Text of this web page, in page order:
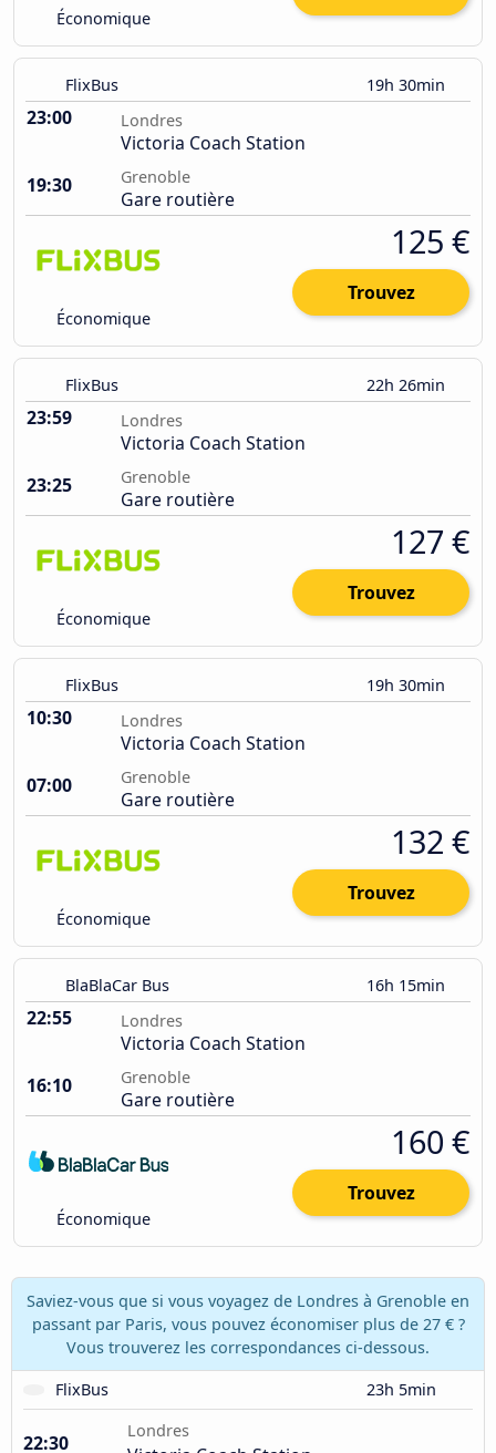
Économique
FlixBus 19h 30min
23:00 Londres
Victoria Coach Station
19:30
Grenoble
Gare routière
Économique
125 €
Trouvez
FlixBus 22h 26min
23:59 Londres
Victoria Coach Station
23:25
Grenoble
Gare routière
Économique
127 €
Trouvez
FlixBus 19h 30min
10:30 Londres
Victoria Coach Station
07:00
Grenoble
Gare routière
Économique
132 €
Trouvez
BlaBlaCar Bus 16h 15min
22:55 Londres
Victoria Coach Station
16:10
Grenoble
Gare routière
Économique
160 €
Trouvez
Saviez-vous que si vous voyagez de Londres à Grenoble en
passant par Paris, vous pouvez économiser plus de 27 € ?
Vous trouverez les correspondances ci-dessous.
FlixBus
23h 5min
22:30
Londres